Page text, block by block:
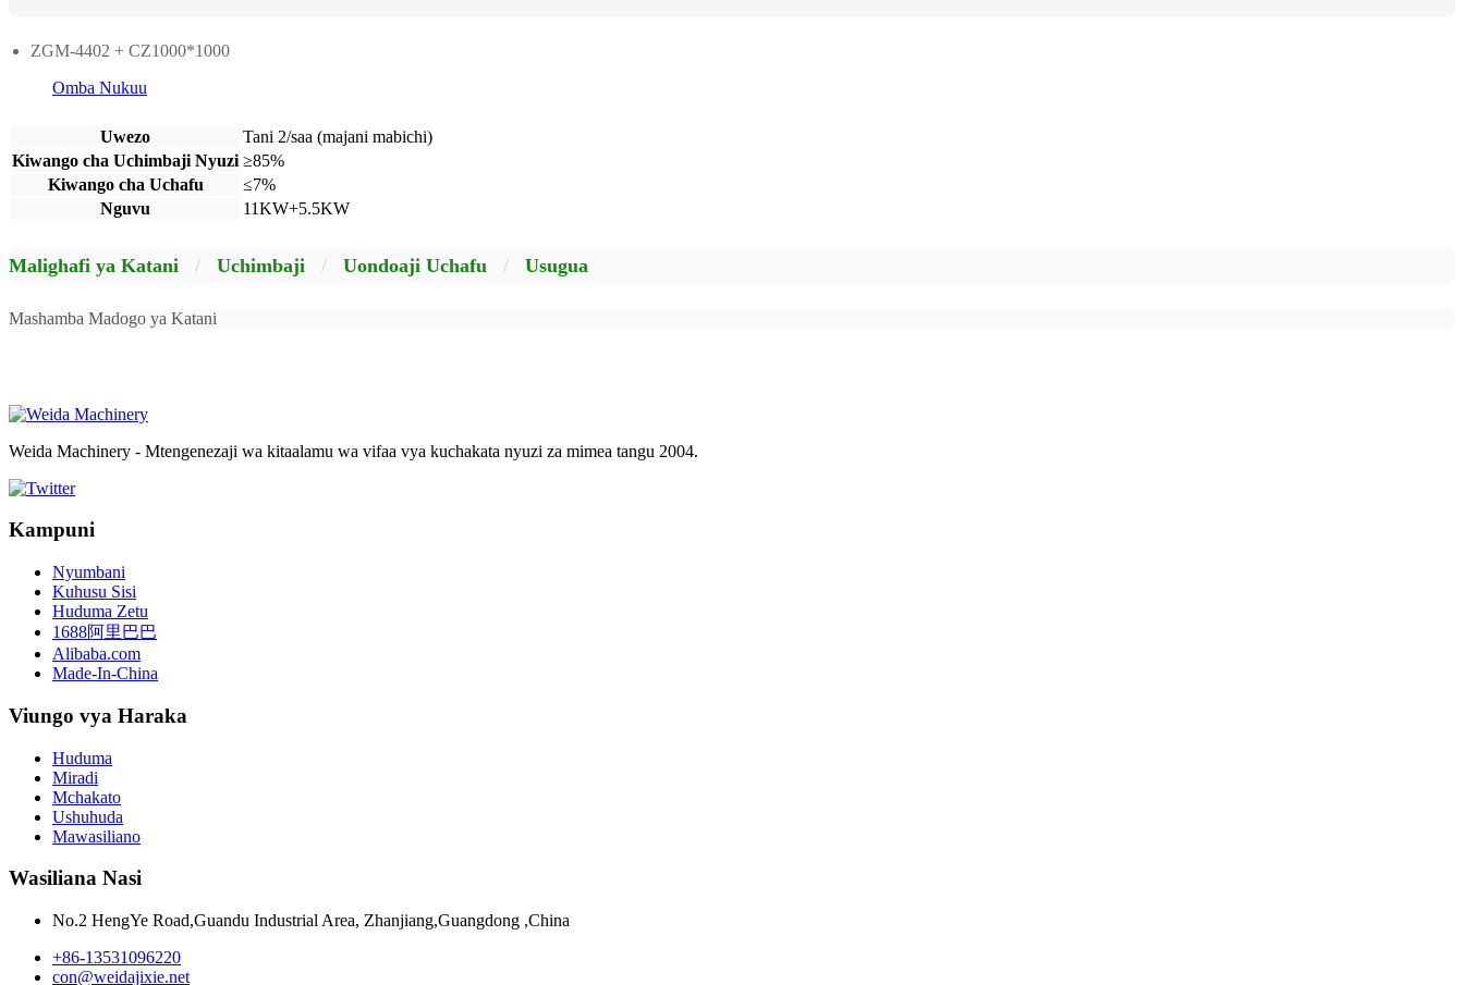
ZGM-4402 + CZ1000*1000
Omba Nukuu
Uwezo
Tani 2/saa (majani mabichi)
Kiwango cha Uchimbaji Nyuzi ≥85%
Kiwango cha Uchafu
≤7%
Nguvu
11KW+5.5KW
Malighafi ya Katani / Uchimbaji / Uondoaji Uchafu / Usugua
Mashamba Madogo ya Katani
Weida Machinery - Mtengenezaji wa kitaalamu wa vifaa vya kuchakata nyuzi za mimea tangu 2004.
Kampuni
Nyumbani
Kuhusu Sisi
Huduma Zetu
1688阿里巴巴
Alibaba.com
Made-In-China
Viungo vya Haraka
Huduma
Miradi
Mchakato
Ushuhuda
Mawasiliano
Wasiliana Nasi
No.2 HengYe Road,Guandu Industrial Area, Zhanjiang,Guangdong ,China
+86-13531096220
con@weidajixie.net